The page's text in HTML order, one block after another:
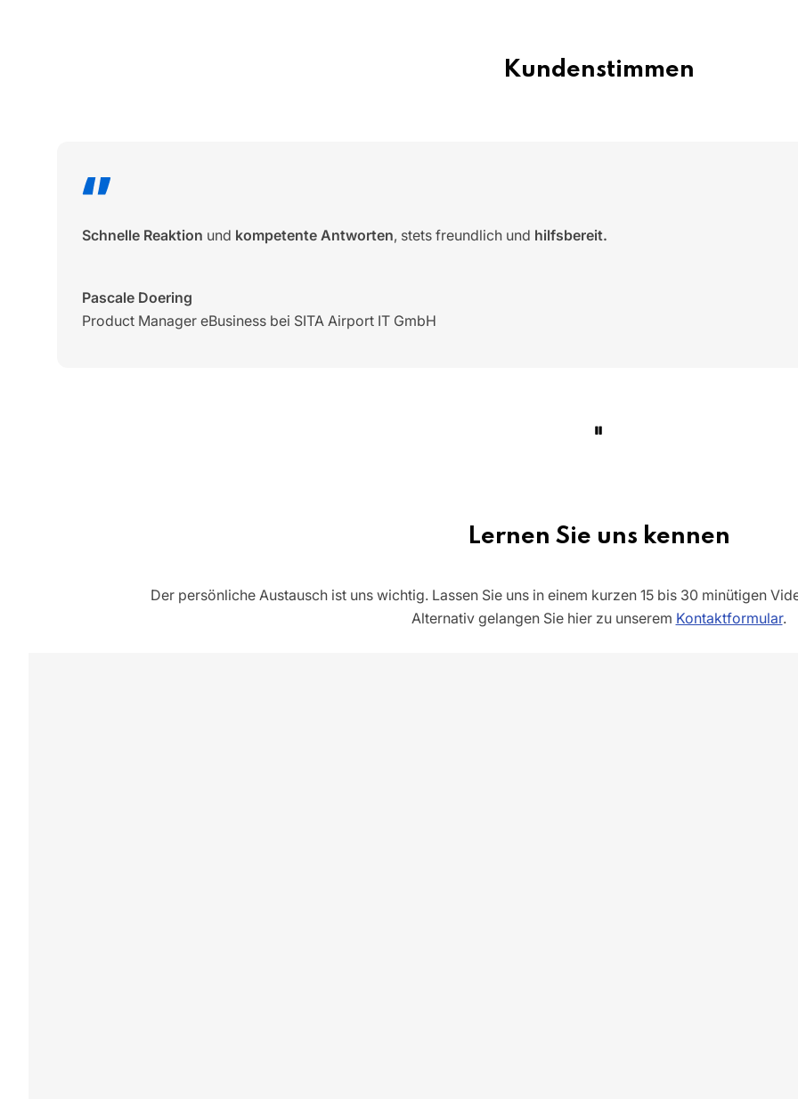
Kundenstimmen
Schnelle Reaktion und kompetente Antworten, stets freundlich und hilfsbereit.
Pascale Doering
Product Manager eBusiness bei SITA Airport IT GmbH
Lernen Sie uns kennen
Der persönliche Austausch ist uns wichtig. Lassen Sie uns in einem kurzen 15 bis 30 minütigen
Alternativ gelangen Sie hier zu unserem Kontaktformular.